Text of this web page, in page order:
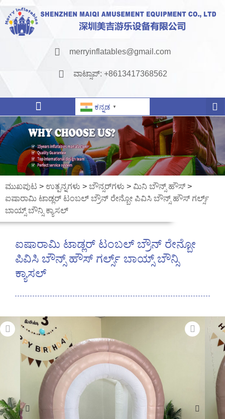
merryinflatables@gmail.com
ವಾಟ್ಸಾಪ್: +8613417368562
ಕನ್ನಡ ▼
ಮುಖಪುಟ > ಉತ್ಪನ್ನಗಳು > ಬೌನ್ಸರ್‌ಗಳು > ಮಿನಿ ಬೌನ್ಸ್ ಹೌಸ್>
ಐಷಾರಾಮಿ ಟಾಡ್ಲರ್ ಟಂಬಲ್ ಬ್ರೌನ್ ರೇನ್ಬೋ ಪಿವಿಸಿ ಬೌನ್ಸ್ ಹೌಸ್ ಗರ್ಲ್ಸ್
ಬಾಯ್ಸ್ ಬೌನ್ಸಿ ಕ್ಯಾಸಲ್
ಐಷಾರಾಮಿ ಟಾಡ್ಲರ್ ಟಂಬಲ್ ಬ್ರೌನ್ ರೇನ್ಬೋ
ಪಿವಿಸಿ ಬೌನ್ಸ್ ಹೌಸ್ ಗರ್ಲ್ಸ್ ಬಾಯ್ಸ್ ಬೌನ್ಸಿ
ಕ್ಯಾಸಲ್